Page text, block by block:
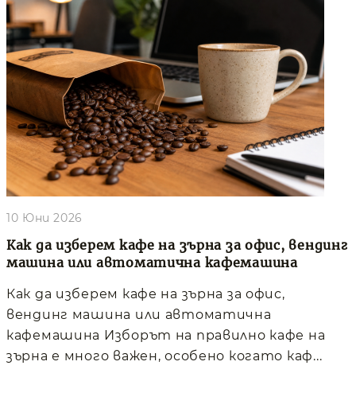
Как да изберем кафе на зърна за офис, вендинг
машина или автоматична кафемашина
10 Юни 2026
Как да изберем кафе на зърна за офис,
вендинг машина или автоматична
кафемашина Изборът на правилно кафе на
зърна е много важен, особено когато каф...